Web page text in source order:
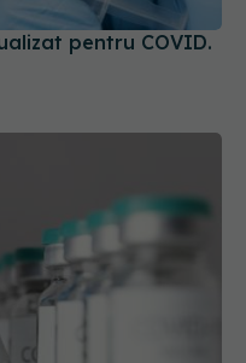
pentru COVID.